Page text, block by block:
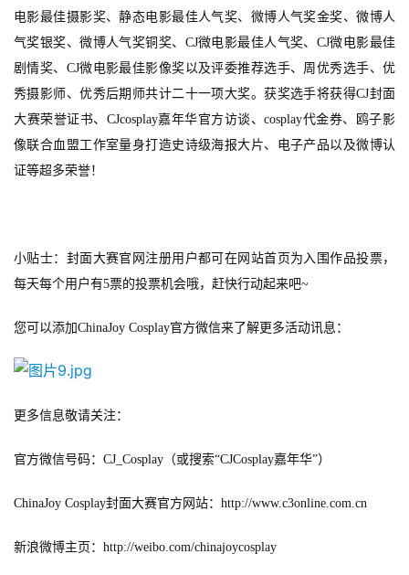
电影最佳摄影奖、静态电影最佳人气奖、微博人气奖金奖、微博人
气奖银奖、微博人气奖铜奖、CJ微电影最佳人气奖、CJ微电影最佳
剧情奖、CJ微电影最佳影像奖以及评委推荐选手、周优秀选手、优
秀摄影师、优秀后期师共计二十一项大奖。获奖选手将获得CJ封面
大赛荣誉证书、CJcosplay嘉年华官方访谈、cosplay代金券、鸥子影
像联合血盟工作室量身打造史诗级海报大片、电子产品以及微博认
证等超多荣誉！
小贴士：封面大赛官网注册用户都可在网站首页为入围作品投票，
每天每个用户有5票的投票机会哦，赶快行动起来吧~
您可以添加ChinaJoy Cosplay官方微信来了解更多活动讯息：
更多信息敬请关注：
官方微信号码： CJ_Cosplay （或搜索“CJCosplay嘉年华”）
ChinaJoy Cosplay封面大赛官方网站：http://www.c3online.com.cn
新浪微博主页： http://weibo.com/chinajoycosplay